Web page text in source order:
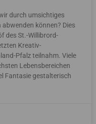
durch umsichtiges
können? Dies
des St.-Willibrord-
Kreativ-
Pfalz teilnahm. Viele
Lebensbereichen
Fantasie gestalterisch